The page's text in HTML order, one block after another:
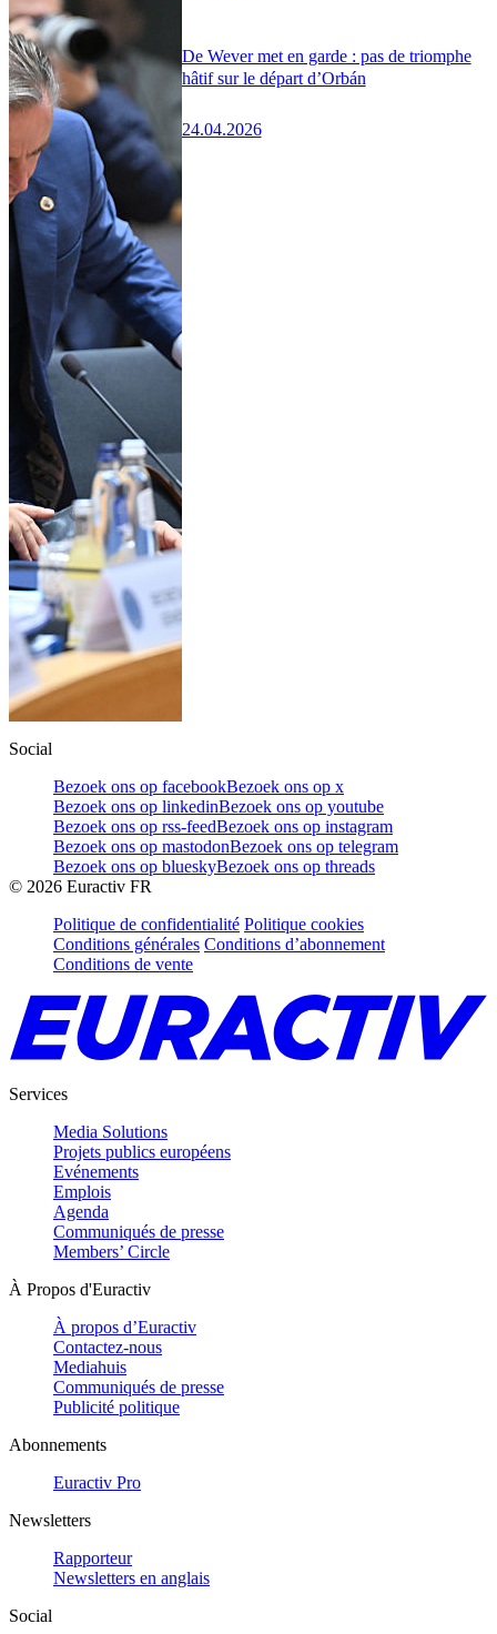
De Wever met en garde : pas de triomphe
hâtif sur le départ d’Orbán
24.04.2026
Social
Bezoek ons op facebookBezoek ons op x
Bezoek ons op linkedinBezoek ons op youtube
Bezoek ons op rss-feedBezoek ons op instagram
Bezoek ons op mastodonBezoek ons op telegram
Bezoek ons op blueskyBezoek ons op threads
© 2026 Euractiv FR
Politique de confidentialité Politique cookies
Conditions générales Conditions d’abonnement
Conditions de vente
Services
Media Solutions
Projets publics européens
Evénements
Emplois
Agenda
Communiqués de presse
Members’ Circle
À Propos d'Euractiv
À propos d’Euractiv
Contactez-nous
Mediahuis
Communiqués de presse
Publicité politique
Abonnements
Euractiv Pro
Newsletters
Rapporteur
Newsletters en anglais
Social